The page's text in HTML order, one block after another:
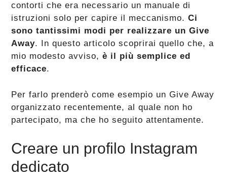
contorti che era necessario un manuale di
istruzioni solo per capire il meccanismo.Ci
sono tantissimi modi per realizzare un Give
Away. In questo articolo scoprirai quello che, a
mio modesto avviso,è il più semplice ed
efficace.
Per farlo prenderò come esempio un Give Away
organizzato recentemente, al quale non ho
partecipato, ma che ho seguito attentamente.
Creare un profilo Instagram
dedicato